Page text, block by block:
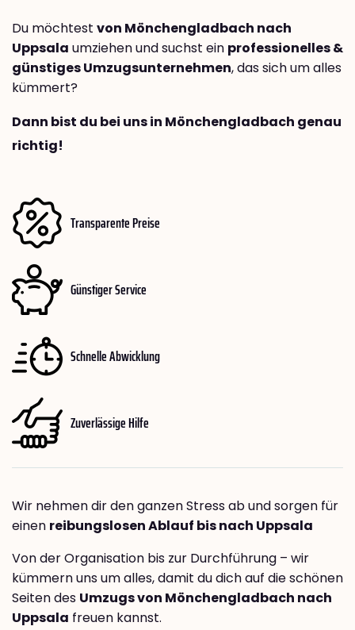
Du möchtest von Mönchengladbach nach
Uppsala umziehen und suchst ein professionelles &
günstiges Umzugsunternehmen, das sich um alles
kümmert?
Dann bist du bei uns in Mönchengladbach genau
richtig!
Transparente Preise
Günstiger Service
Schnelle Abwicklung
Zuverlässige Hilfe
Wir nehmen dir den ganzen Stress ab und sorgen für
einen reibungslosen Ablauf bis nach Uppsala
Von der Organisation bis zur Durchführung – wir
kümmern uns um alles, damit du dich auf die schönen
Seiten des Umzugs von Mönchengladbach nach
Uppsala freuen kannst.